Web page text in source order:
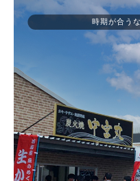
時期が合う